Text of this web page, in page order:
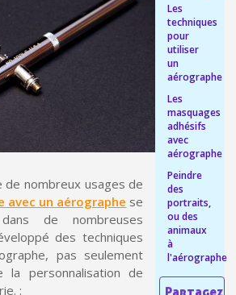
à la newsletter : 5€ de réduction
sous 24 h en France Métropolitaine
France métropolitaine pour 250€ d'achats
4x sans frais dès 30€ d'achats
en ligne en moins d'1 minute
créations et obtenez des bons d'achat
de fidélité à chaque commande
sous 24 h en France Métropolitaine
produits sous 14 jours
de 5€ sur la première commande
nombreux usages de
avec un aérographe se
de nombreuses
des techniques
pas seulement
personnalisation de
:
Les
techniques
pour
utiliser
un
aérographe
Les
masquages
adhésifs
avec
aérographe
Peindre
des
portraits,
ou des
animaux
à
l'aérographe